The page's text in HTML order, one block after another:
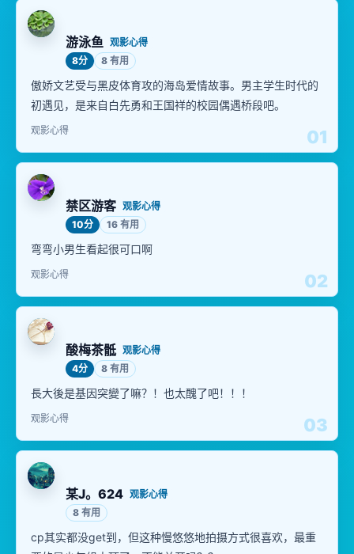
01
游泳鱼 观影心得
8分
8 有用
傲娇文艺受与黑皮体育攻的海岛爱情故事。男主学生时代的
初遇见，是来自白先勇和王国祥的校园偶遇桥段吧。
观影心得
02
禁区游客 观影心得
10分
16 有用
弯弯小男生看起很可口啊
观影心得
03
酸梅茶骶 观影心得
4分
8 有用
長大後是基因突變了嘛？！也太醜了吧！！！
观影心得
某J。624 观影心得
8 有用
cp其实都没get到，但这种慢悠悠地拍摄方式很喜欢，最重